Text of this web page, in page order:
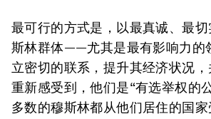
最可行的方式是，以最真诚、最
斯林群体——尤其是最有影响力
立密切的联系，提升其经济状况
重新感受到，他们是“有选举权的
多数的穆斯林都从他们居住的国